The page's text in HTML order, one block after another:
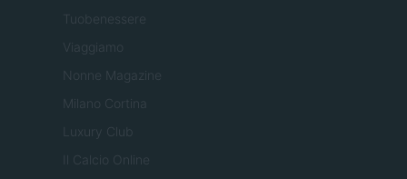
Tuobenessere
Viaggiamo
Nonne Magazine
Milano Cortina
Luxury Club
Il Calcio Online